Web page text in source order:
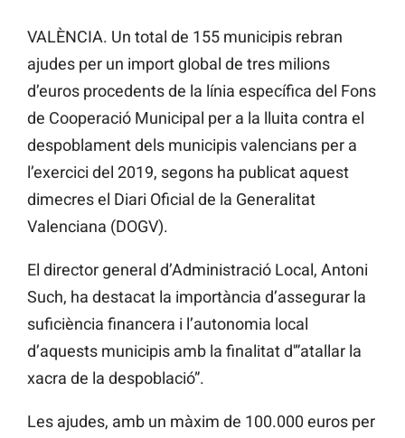
VALÈNCIA. Un total de 155 municipis rebran
ajudes per un import global de tres milions
d’euros procedents de la línia específica del Fons
de Cooperació Municipal per a la lluita contra el
despoblament dels municipis valencians per a
l’exercici del 2019, segons ha publicat aquest
dimecres el Diari Oficial de la Generalitat
Valenciana (DOGV).
El director general d’Administració Local, Antoni
Such, ha destacat la importància d’assegurar la
suficiència financera i l’autonomia local
d’aquests municipis amb la finalitatd'”atallar la
xacra de la despoblació”.
Les ajudes, amb un màxim de 100.000 euros per